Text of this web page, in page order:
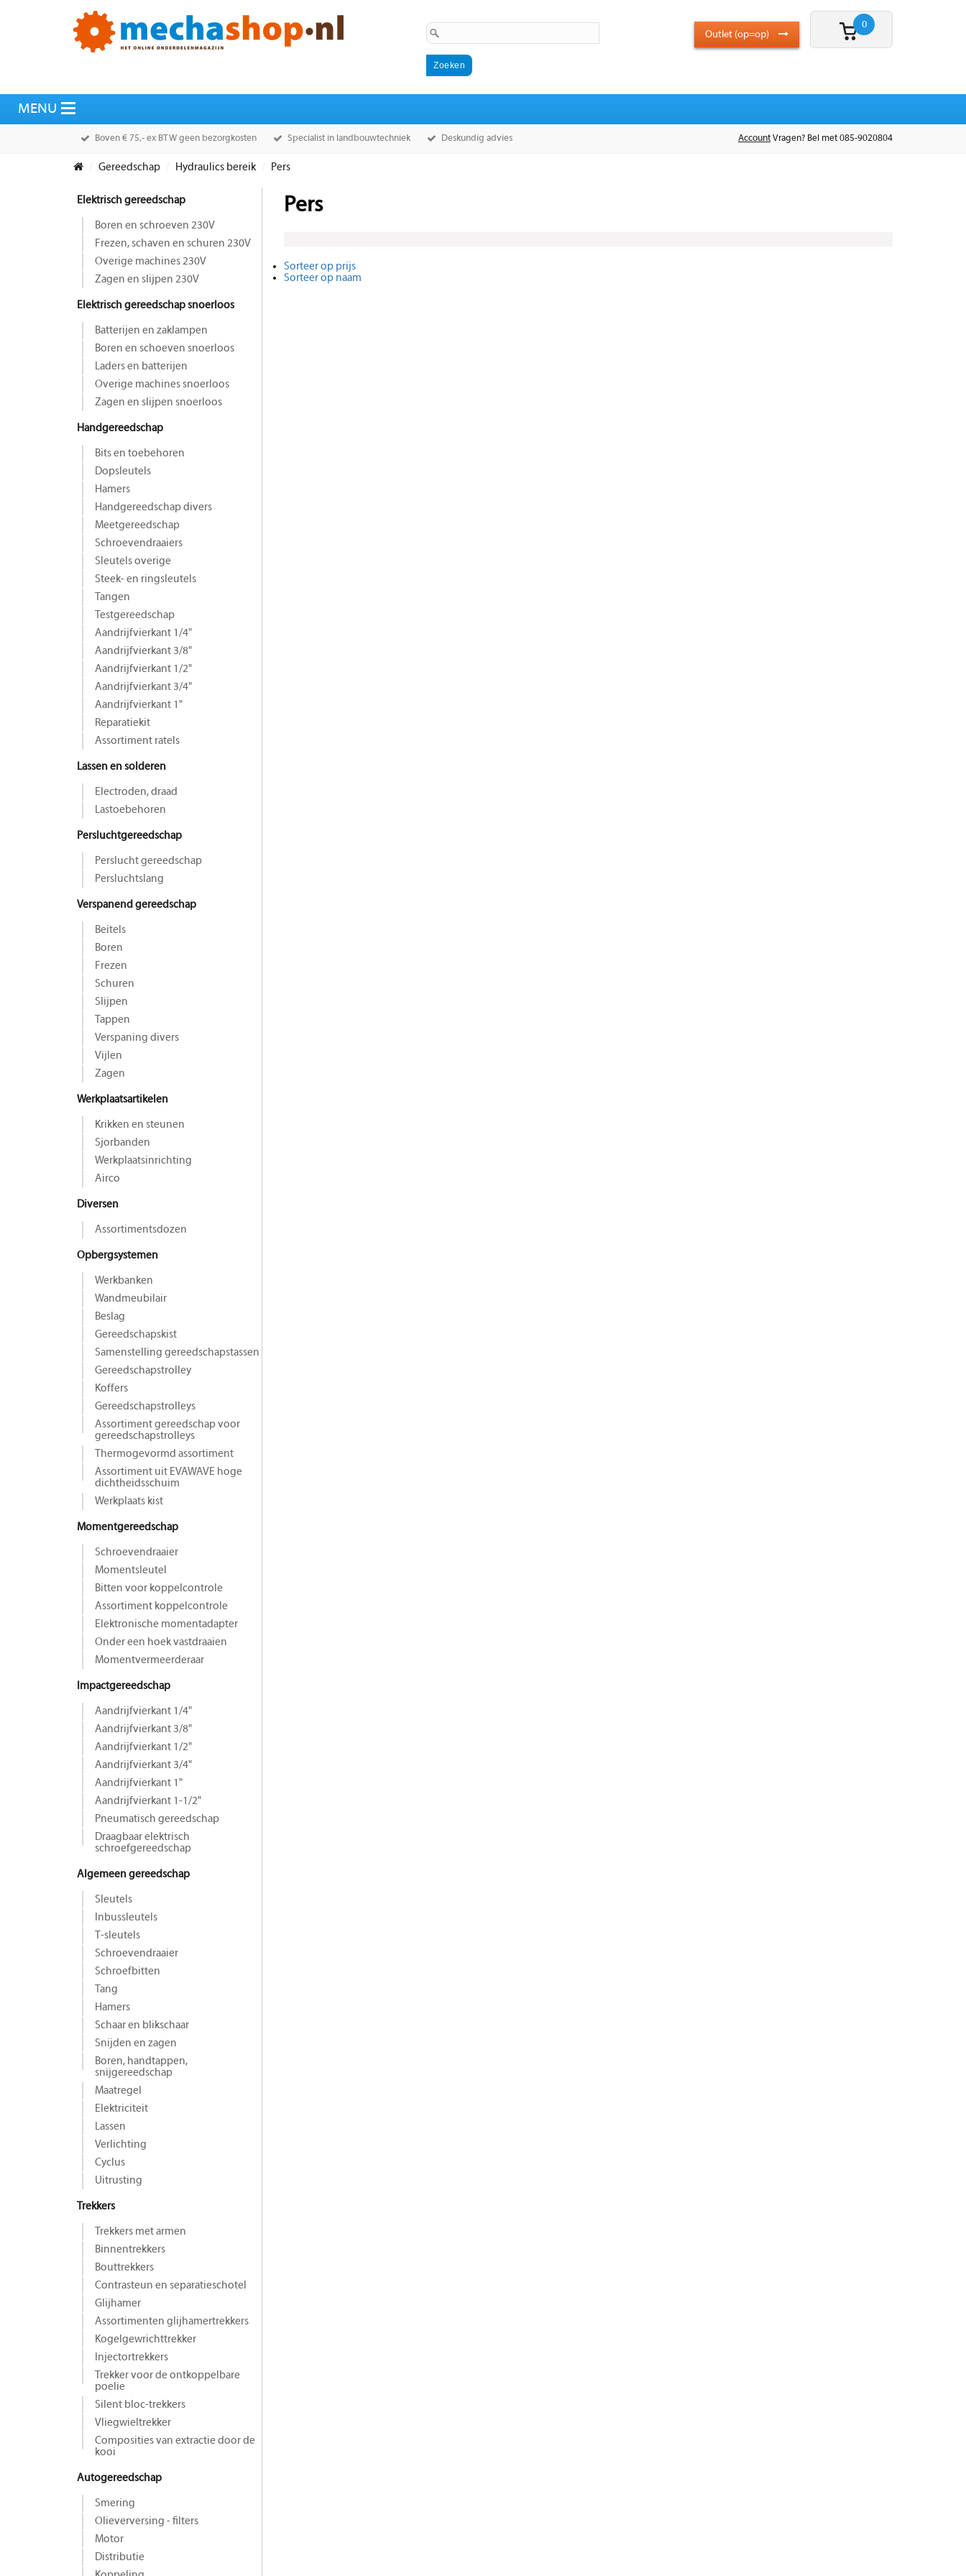
0
Outlet (op=op)
Boven € 75,- ex BTW geen bezorgkosten Specialist in landbouwtechniek Deskundig advies Account Vragen? Bel met 085-9020804
Gereedschap Hydraulics bereik Pers
Elektrisch gereedschap
Boren en schroeven 230V
Frezen, schaven en schuren 230V
Overige machines 230V
Zagen en slijpen 230V
Elektrisch gereedschap snoerloos
Batterijen en zaklampen
Boren en schoeven snoerloos
Laders en batterijen
Overige machines snoerloos
Zagen en slijpen snoerloos
Handgereedschap
Bits en toebehoren
Dopsleutels
Hamers
Handgereedschap divers
Meetgereedschap
Schroevendraaiers
Sleutels overige
Steek- en ringsleutels
Tangen
Testgereedschap
Aandrijfvierkant 1/4"
Aandrijfvierkant 3/8"
Aandrijfvierkant 1/2"
Aandrijfvierkant 3/4"
Aandrijfvierkant 1"
Reparatiekit
Assortiment ratels
Lassen en solderen
Electroden, draad
Lastoebehoren
Persluchtgereedschap
Perslucht gereedschap
Persluchtslang
Verspanend gereedschap
Beitels
Boren
Frezen
Schuren
Slijpen
Tappen
Verspaning divers
Vijlen
Zagen
Werkplaatsartikelen
Krikken en steunen
Sjorbanden
Werkplaatsinrichting
Airco
Diversen
Assortimentsdozen
Opbergsystemen
Werkbanken
Wandmeubilair
Beslag
Gereedschapskist
Samenstelling gereedschapstassen
Gereedschapstrolley
Koffers
Gereedschapstrolleys
Assortiment gereedschap voor
gereedschapstrolleys
Thermogevormd assortiment
Assortiment uit EVAWAVE hoge
dichtheidsschuim
Werkplaats kist
Momentgereedschap
Schroevendraaier
Momentsleutel
Bitten voor koppelcontrole
Assortiment koppelcontrole
Elektronische momentadapter
Onder een hoek vastdraaien
Momentvermeerderaar
Impactgereedschap
Aandrijfvierkant 1/4"
Aandrijfvierkant 3/8"
Aandrijfvierkant 1/2"
Aandrijfvierkant 3/4"
Aandrijfvierkant 1"
Aandrijfvierkant 1-1/2"
Pneumatisch gereedschap
Draagbaar elektrisch
schroefgereedschap
Algemeen gereedschap
Sleutels
Inbussleutels
T-sleutels
Schroevendraaier
Schroefbitten
Tang
Hamers
Schaar en blikschaar
Snijden en zagen
Boren, handtappen,
snijgereedschap
Maat­regel
Elektriciteit
Lassen
Verlichting
Cyclus
Uitrusting
Trekkers
Trekkers met armen
Binnentrekkers
Bouttrekkers
Contrasteun en separatieschotel
Glijhamer
Assortimenten glijhamertrekkers
Kogelgewrichttrekker
Injectortrekkers
Trekker voor de ontkoppelbare
poelie
Silent bloc-trekkers
Vliegwieltrekker
Composities van extractie door de
kooi
Autogereedschap
Smering
Olieverversing - filters
Motor
Distributie
Pers
Sorteer op prijs
Sorteer op naam